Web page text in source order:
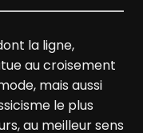
la ligne,
au croisement
mais aussi
le plus
au meilleur sens